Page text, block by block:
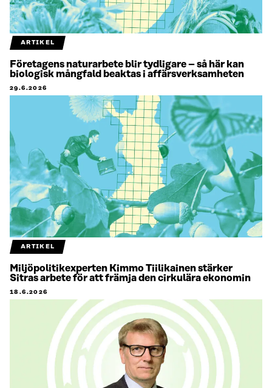
ARTIKEL
Företagens naturarbete blir tydligare – så här kan
biologisk mångfald beaktas i affärsverksamheten
29.6.2026
ARTIKEL
Miljöpolitikexperten Kimmo Tiilikainen stärker
Sitras arbete för att främja den cirkulära ekonomin
18.6.2026